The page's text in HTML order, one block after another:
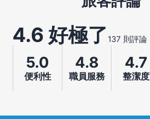
4.6 好極了 137 則評論
5.0
便利性
4.8
職員服務
4.7
整潔度